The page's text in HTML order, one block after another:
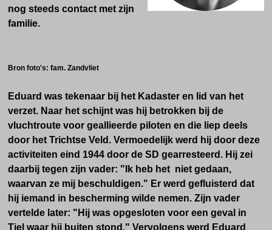
nog steeds contact met zijn
familie.
Bron foto's: fam. Zandvliet
Eduard was tekenaar bij het Kadaster en lid van het
verzet. Naar het schijnt was hij betrokken bij de
vluchtroute voor geallieerde piloten en die liep deels
door het Trichtse Veld. Vermoedelijk werd hij door deze
activiteiten eind 1944 door de SD gearresteerd. Hij zei
daarbij tegen zijn vader: "Ik heb het niet gedaan,
waarvan ze mij beschuldigen." Er werd gefluisterd dat
hij iemand in bescherming wilde nemen. Zijn vader
vertelde later: "Hij was opgesloten voor een geval in
Tiel waar hij buiten stond." Vervolgens werd Eduard